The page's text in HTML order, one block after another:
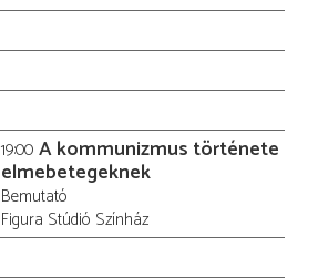
19:00 A kommunizmus története
elmebetegeknek
Bemutató
Figura Stúdió Színház